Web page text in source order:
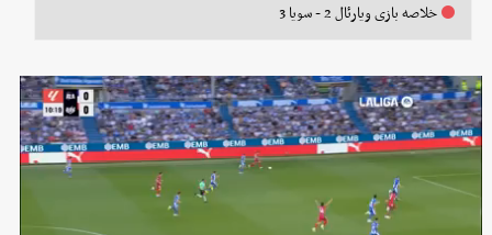
خلاصه بازی ویارئال 2 - سویا 3